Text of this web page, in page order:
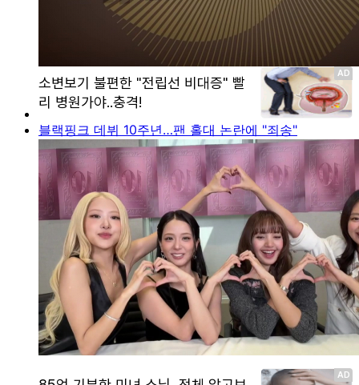
블랙핑크 데뷔 10주년…팬 홀대 논란에 "죄송"